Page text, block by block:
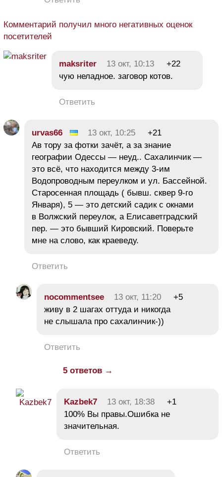
Комментарий получил много негативных оценок
посетителей
maksriter 13 окт, 10:13
+22
чую неладное. заговор котов.
Ответить
urvas66 13 окт, 10:25
+21
Ав тору за фотки зачёт, а за знание
географии Одессы — неуд.. Сахалинчик —
это всё, что находится между 3-им
Водопроводным переулком и ул. Бассейной.
Старосенная площадь ( бывш. сквер 9-го
Января), 5 — это детский садик с окнами
в Волжский переулок, а Елисаветградский
пер. — это бывший Кировский. Поверьте
мне на слово, как краеведу.
Ответить
nocommentsee 13 окт, 11:20
+5
живу в 2 шагах оттуда и никогда
не слышала про сахалинчик-))
Ответить
5 ответов →
Kazbek7 13 окт, 18:38
+1
100% Вы правы.Ошибка не
значительная.
Ответить